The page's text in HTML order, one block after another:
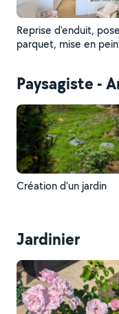
Reprise d'enduit,
parquet, mise en
Paysagiste -
Création d’un jardin
Jardinier